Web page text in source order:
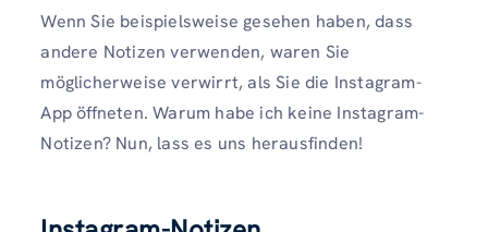
Wenn Sie beispielsweise gesehen haben, dass
andere Notizen verwenden, waren Sie
möglicherweise verwirrt, als Sie die Instagram-
App öffneten. Warum habe ich keine Instagram-
Notizen? Nun, lass es uns herausfinden!